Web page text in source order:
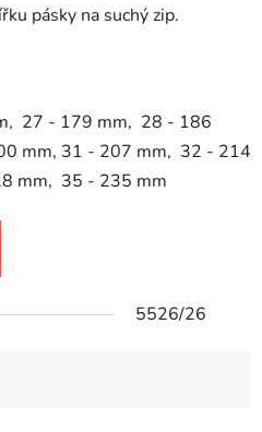
pásky na suchý zip.
27 - 179 mm, 28 - 186
mm, 31 - 207 mm, 32 - 214
mm, 35 - 235 mm
5526/26